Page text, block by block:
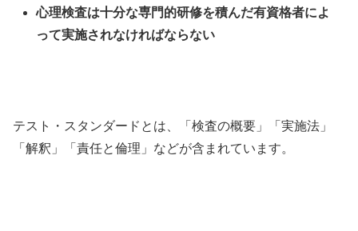
心理検査は十分な専門的研修を積んだ有資格者によ
って実施されなければならない
テスト・スタンダードとは、「検査の概要」「実施法」
「解釈」「責任と倫理」などが含まれています。